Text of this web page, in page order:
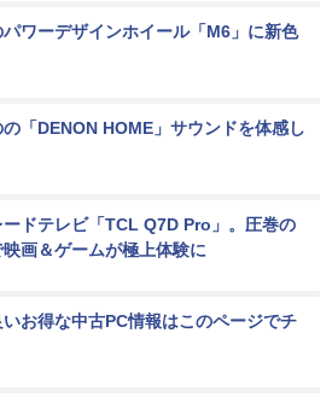
パワーデザインホイール「M6」に新色
「DENON HOME」サウンドを体感し
ドテレビ「TCL Q7D Pro」。圧巻の
画＆ゲームが極上体験に
お得な中古PC情報はこのページでチ